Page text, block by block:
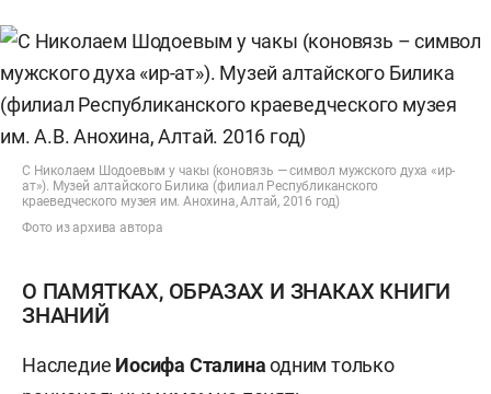
С Николаем Шодоевым у чакы (коновязь — символ мужского духа «ир-
ат»). Музей алтайского Билика (филиал Республиканского
краеведческого музея им. Анохина, Алтай, 2016 год)
Фото из архива автора
О ПАМЯТКАХ, ОБРАЗАХ И ЗНАКАХ КНИГИ
ЗНАНИЙ
Наследие Иосифа Сталинаодним только